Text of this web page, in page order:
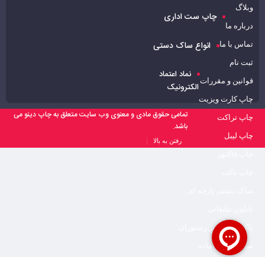
مشاهده قیمت و ثبت سفارش
وبلاگ
درباره ما
تماس با ما
ثبت نام
قوانین و مقررات
چاپ ست اداری
چاپ کارت ویزیت
چاپ تراکت
چاپ لیبل
انواع ساک دستی
پاکت بیرون بر رستوران
ساک دستی آماده
نماد اعتماد
الکترونیک
تمامی حقوق مادی و معنوی وب سایت متعلق به چاپ دینو می
باشد.
رفتن به بالا